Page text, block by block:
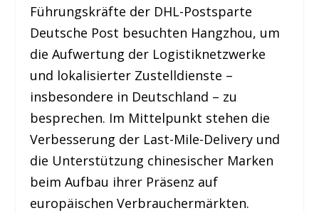
Führungskräfte der DHL-Postsparte
Deutsche Post besuchten Hangzhou, um
die Aufwertung der Logistiknetzwerke
und lokalisierter Zustelldienste –
insbesondere in Deutschland – zu
besprechen. Im Mittelpunkt stehen die
Verbesserung der Last-Mile-Delivery und
die Unterstützung chinesischer Marken
beim Aufbau ihrer Präsenz auf
europäischen Verbrauchermärkten.